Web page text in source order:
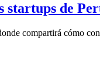
startups de
compartirá cómo